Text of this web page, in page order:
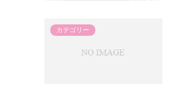
カテゴリー